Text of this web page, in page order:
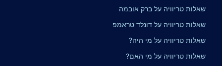
שאלות טריוויה על ברק אובמה
שאלות טריוויה על דונלד טראמפ
שאלות טריוויה על מי היה?
שאלות טריוויה על מי האם?